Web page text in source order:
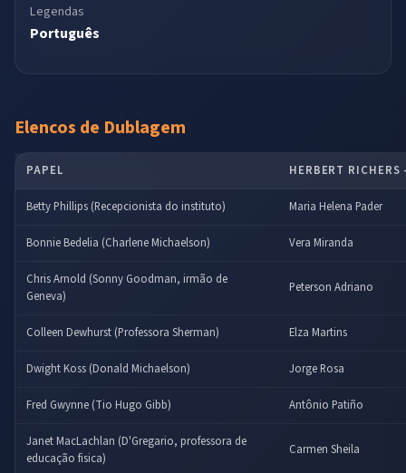
Legendas
Português
Elencos de Dublagem
PAPEL HERBERT
Betty Phillips (Recepcionista do instituto) Maria Helena Pader
Bonnie Bedelia (Charlene Michaelson) Vera Miranda
Chris Arnold (Sonny Goodman, irmão de
Geneva)
Peterson Adriano
Colleen Dewhurst (Professora Sherman) Elza Martins
Dwight Koss (Donald Michaelson) Jorge Rosa
Fred Gwynne (Tio Hugo Gibb) Antônio Patiño
Janet MacLachlan (D'Gregario, professora de
educação fisica)
Carmen Sheila